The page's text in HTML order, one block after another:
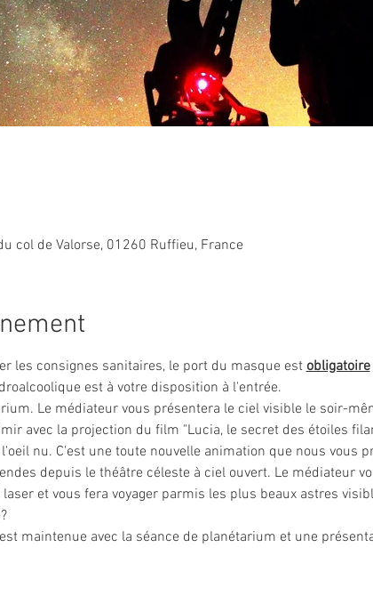
col de Valorse, 01260 Ruffieu, France
les consignes sanitaires, le port du masque est obligatoire
est à votre disposition à l'entrée.
Le médiateur vous présentera le ciel visible le soir-
avec la projection du film "Lucia, le secret des étoiles
nu. C'est une toute nouvelle animation que nous vous
depuis le théâtre céleste à ciel ouvert. Le médiateur
et vous fera voyager parmis les plus beaux astres
maintenue avec la séance de planétarium et une